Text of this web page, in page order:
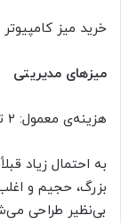
خرید میز کامپیوتر
میزهای مدیریتی
هزینه‌ی معمول: ۲ تا ۱۰ میلیون تومان
به احتمال زیاد
بزرگ، حجیم و
بی‌نظیر طراحی